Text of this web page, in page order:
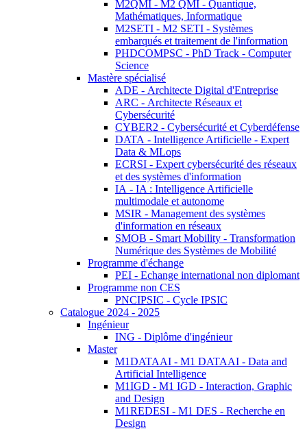
M2QMI - M2 QMI - Quantique,
Mathématiques, Informatique
M2SETI - M2 SETI - Systèmes
embarqués et traitement de l'information
PHDCOMPSC - PhD Track - Computer
Science
Mastère spécialisé
ADE - Architecte Digital d'Entreprise
ARC - Architecte Réseaux et
Cybersécurité
CYBER2 - Cybersécurité et Cyberdéfense
DATA - Intelligence Artificielle - Expert
Data & MLops
ECRSI - Expert cybersécurité des réseaux
et des systèmes d'information
IA - IA : Intelligence Artificielle
multimodale et autonome
MSIR - Management des systèmes
d'information en réseaux
SMOB - Smart Mobility - Transformation
Numérique des Systèmes de Mobilité
Programme d'échange
PEI - Echange international non diplomant
Programme non CES
PNCIPSIC - Cycle IPSIC
Catalogue 2024 - 2025
Ingénieur
ING - Diplôme d'ingénieur
Master
M1DATAAI - M1 DATAAI - Data and
Artificial Intelligence
M1IGD - M1 IGD - Interaction, Graphic
and Design
M1REDESI - M1 DES - Recherche en
Design